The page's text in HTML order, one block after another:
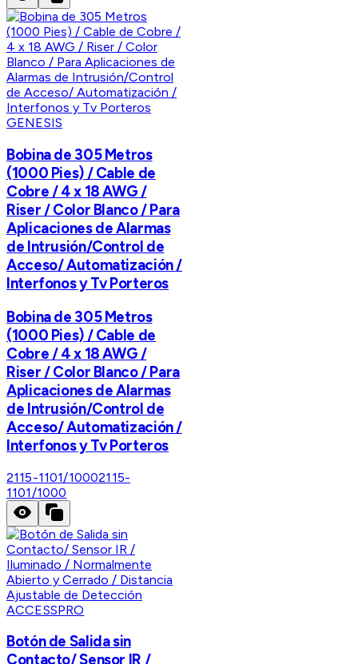
GENESIS
Bobina de 305 Metros
(1000 Pies) / Cable de
Cobre / 4 x 18 AWG /
Riser / Color Blanco / Para
Aplicaciones de Alarmas
de Intrusión/Control de
Acceso/ Automatización /
Interfonos y Tv Porteros
Bobina de 305 Metros
(1000 Pies) / Cable de
Cobre / 4 x 18 AWG /
Riser / Color Blanco / Para
Aplicaciones de Alarmas
de Intrusión/Control de
Acceso/ Automatización /
Interfonos y Tv Porteros
2115-1101/10002115-
1101/1000
ACCESSPRO
Botón de Salida sin
Contacto/ Sensor IR /